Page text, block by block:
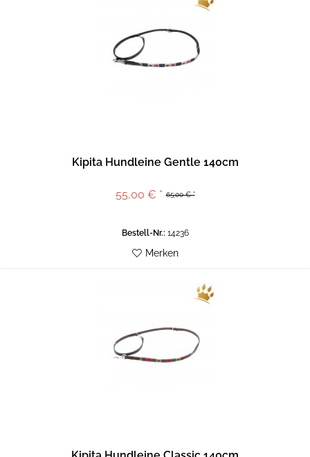
Kipita Hundleine Gentle 140cm
65,00 € *
55,00 € *
Bestell-Nr.: 14236
Merken